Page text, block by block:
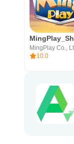
MingPlay Co.,
10.0